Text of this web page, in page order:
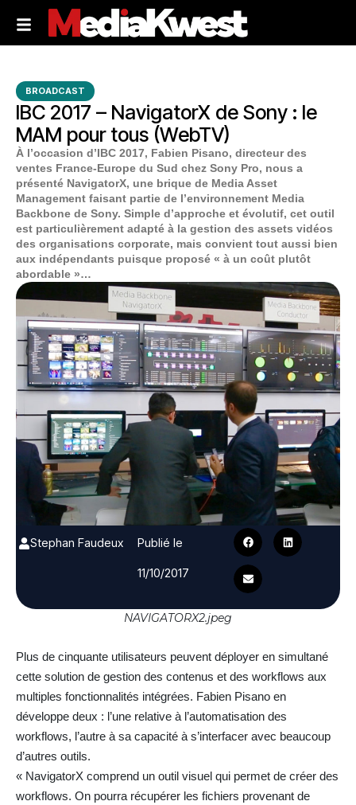
BROADCAST
IBC 2017 – NavigatorX de Sony : le
MAM pour tous (WebTV)
À l’occasion d’IBC 2017, Fabien Pisano, directeur des
ventes France-Europe du Sud chez Sony Pro, nous a
présenté NavigatorX, une brique de Media Asset
Management faisant partie de l’environnement Media
Backbone de Sony. Simple d’approche et évolutif, cet outil
est particulièrement adapté à la gestion des assets vidéos
des organisations corporate, mais convient tout aussi bien
aux indépendants puisque proposé « à un coût plutôt
abordable »…
Stephan Faudeux
Publié le
11/10/2017
NAVIGATORX2.jpeg
Plus de cinquante utilisateurs peuvent déployer en simultané
cette solution de gestion des contenus et des workflows aux
multiples fonctionnalités intégrées. Fabien Pisano en
développe deux : l’une relative à l’automatisation des
workflows, l’autre à sa capacité à s’interfacer avec beaucoup
d’autres outils.
« NavigatorX comprend un outil visuel qui permet de créer des
workflows. On pourra récupérer les fichiers provenant de